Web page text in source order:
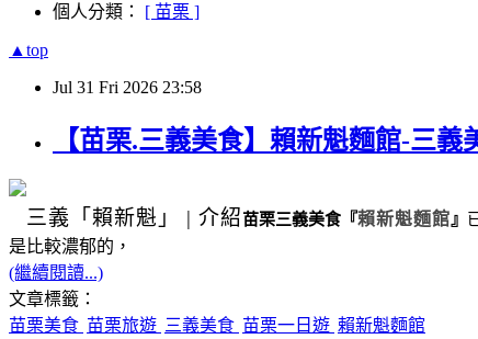
個人分類： [ 苗栗 ]
▲top
Jul 31 Fri 2026 23:58
【苗栗.三義美食】賴新魁麵館-三
三義 「賴新魁」 | 介紹苗栗三義美食 『賴新魁麵館』
是比較濃郁的，
(繼續閱讀...)
文章標籤：
苗栗美食 苗栗旅遊 三義美食 苗栗一日遊 賴新魁麵館